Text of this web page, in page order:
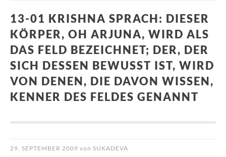
13-01 KRISHNA SPRACH: DIESER
KÖRPER, OH ARJUNA, WIRD ALS
DAS FELD BEZEICHNET; DER, DER
SICH DESSEN BEWUSST IST, WIRD
VON DENEN, DIE DAVON WISSEN,
KENNER DES FELDES GENANNT
29. SEPTEMBER 2009 von SUKADEVA